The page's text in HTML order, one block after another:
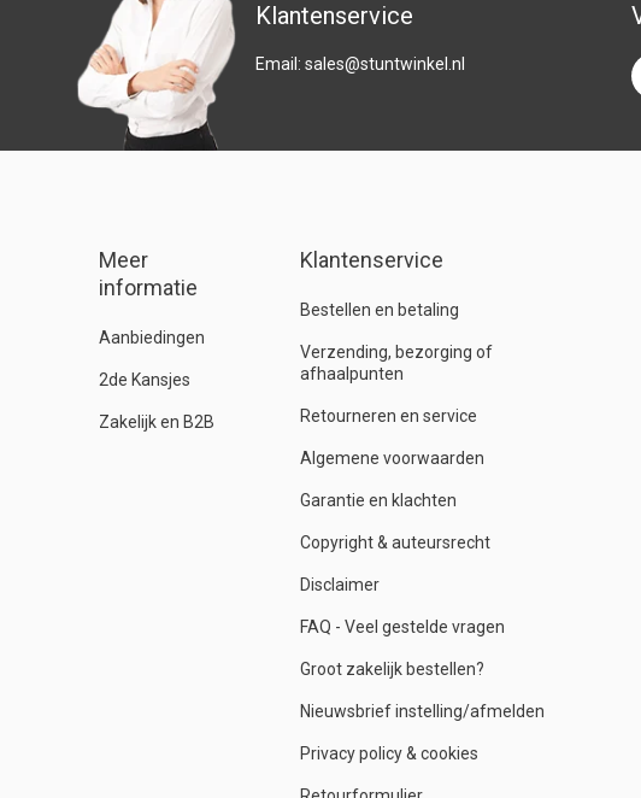
Klantenservice
Email: sales@stuntwinkel.nl
Meer
informatie
Aanbiedingen
2de Kansjes
Zakelijk en B2B
Klantenservice
Bestellen en betaling
Verzending, bezorging of
afhaalpunten
Retourneren en service
Algemene voorwaarden
Garantie en klachten
Copyright & auteursrecht
Disclaimer
FAQ - Veel gestelde vragen
Groot zakelijk bestellen?
Nieuwsbrief instelling/afmelden
Privacy policy & cookies